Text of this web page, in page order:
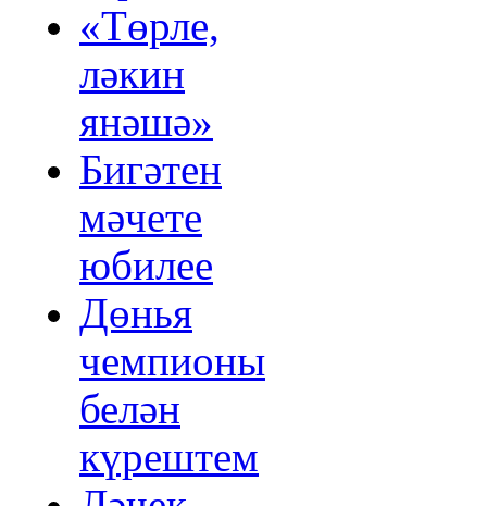
«Төрле,
ләкин
янәшә»
Бигәтен
мәчете
юбилее
Дөнья
чемпионы
белән
күрештем